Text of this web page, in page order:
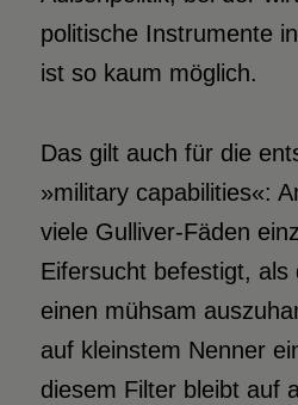
politische Instrumente
ist so kaum möglich.
Das gilt auch für die
»military capabilities«:
viele Gulliver-Fäden
Eifersucht befestigt, als
einen mühsam
auf kleinstem Nenner
diesem Filter bleibt auf